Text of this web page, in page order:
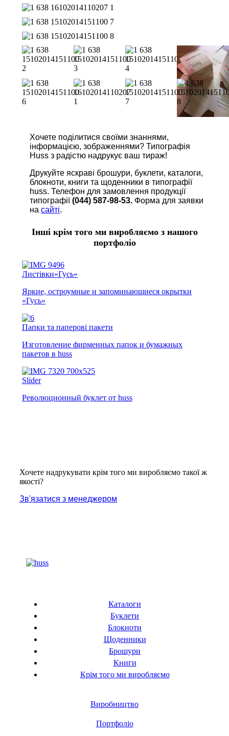
Хочете поділитися своїми знаннями,
інформацією, зображеннями? Типографія
Huss з радістю надрукує ваш тираж!
Друкуйте яскраві брошури, буклети, каталоги,
блокноти, книги та щоденники в типографії
huss. Телефон для замовлення продукції
типографії(044) 587-98-53. Форма для заявки
на сайті.
Інші крім того ми виробляємо з нашого
портфоліо
Листівки«Гусь»
Яркие, остроумные и запоминающиеся окрытки
«Гусь»
Папки та паперові пакети
Изготовление фирменных папок и бумажных
пакетов в huss
Slider
Революционный буклет от huss
Хочете надрукувати крім того ми виробляємо такої ж
якості?
Зв'язатися з менеджером
Каталоги
Буклети
Блокноти
Щоденники
Брошури
Книги
Крім того ми виробляємо
Виробництво
Портфоліо